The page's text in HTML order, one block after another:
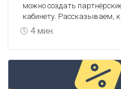
4 мин.
можно создать
кабинету. Рассказываем,